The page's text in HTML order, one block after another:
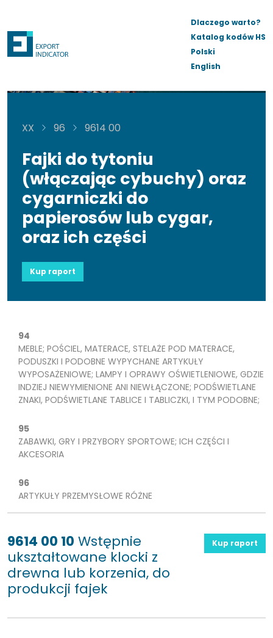
Dlaczego warto?
Katalog kodów HS
Polski
English
XX 96 9614 00
Fajki do tytoniu
(włączając cybuchy) oraz
cygarniczki do
papierosów lub cygar,
oraz ich części
Kup raport
94
MEBLE; POŚCIEL, MATERACE, STELAŻE POD MATERACE,
PODUSZKI I PODOBNE WYPYCHANE ARTYKUŁY
WYPOSAŻENIOWE; LAMPY I OPRAWY OŚWIETLENIOWE, GDZIE
INDZIEJ NIEWYMIENIONE ANI NIEWŁĄCZONE; PODŚWIETLANE
ZNAKI, PODŚWIETLANE TABLICE I TABLICZKI, I TYM PODOBNE;
95
ZABAWKI, GRY I PRZYBORY SPORTOWE; ICH CZĘŚCI I
AKCESORIA
96
ARTYKUŁY PRZEMYSŁOWE RÓŻNE
9614 00 10 Wstępnie
ukształtowane klocki z
drewna lub korzenia, do
produkcji fajek
Kup raport